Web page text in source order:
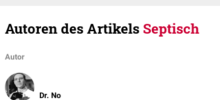
Autoren des Artikels Septisch
Autor
Dr. No